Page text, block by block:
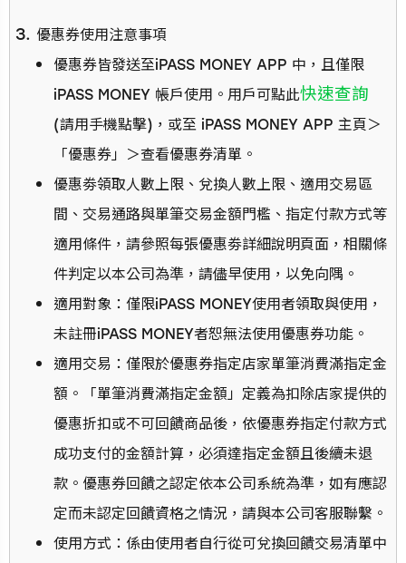
優惠券使用注意事項
優惠券皆發送至iPASS MONEY APP 中，且僅限
iPASS MONEY 帳戶使用。用戶可點此快速查詢
(請用手機點擊)，或至 iPASS MONEY APP 主頁＞
「優惠券」＞查看優惠券清單。
優惠劵領取人數上限、兌換人數上限、適用交易區
間、交易通路與單筆交易金額門檻、指定付款方式等
適用條件，請參照每張優惠劵詳細說明頁面，相關條
件判定以本公司為準，請儘早使用，以免向隅。
適用對象：僅限iPASS MONEY使用者領取與使用，
未註冊iPASS MONEY者恕無法使用優惠券功能。
適用交易：僅限於優惠券指定店家單筆消費滿指定金
額。「單筆消費滿指定金額」定義為扣除店家提供的
優惠折扣或不可回饋商品後，依優惠券指定付款方式
成功支付的金額計算，必須達指定金額且後續未退
款。優惠券回饋之認定依本公司系統為準，如有應認
定而未認定回饋資格之情況，請與本公司客服聯繫。
使用方式：係由使用者自行從可兌換回饋交易清單中